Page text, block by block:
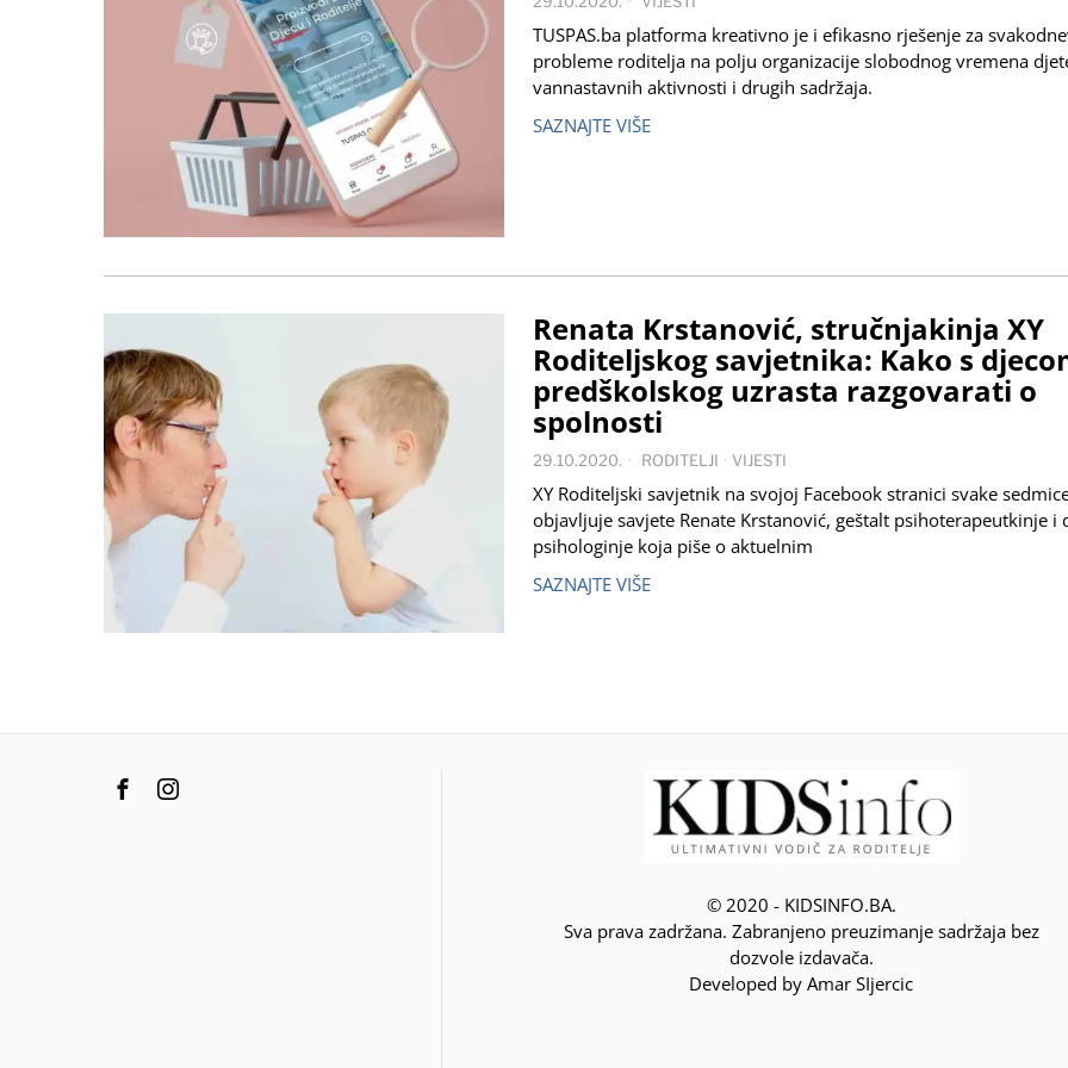
TUSPAS.ba platforma kreativno je i efikasno rješenje za
probleme roditelja na polju organizacije slobodnog vremena
vannastavnih aktivnosti i drugih sadržaja.
SAZNAJTE VIŠE
Renata Krstanović, stručnjakinja XY
Roditeljskog savjetnika: Kako s
predškolskog uzrasta razgovarati o
spolnosti
29.10.2020. RODITELJI · VIJESTI
XY Roditeljski savjetnik na svojoj Facebook stranici svake
objavljuje savjete Renate Krstanović, geštalt psihoterapeutkinje i
psihologinje koja piše o aktuelnim
SAZNAJTE VIŠE
© 2020 - KIDSINFO.BA.
Sva prava zadržana. Zabranjeno preuzimanje sadržaja bez
dozvole izdavača.
Developed by Amar SIjercic